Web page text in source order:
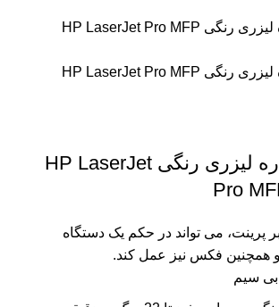
پرینتر چندکاره لیزری رنگی HP LaserJet
Pro
بر پرینت، می تواند در حکم یک دستگاه
و همچنین فکس نیز عمل کند.
بی سیم